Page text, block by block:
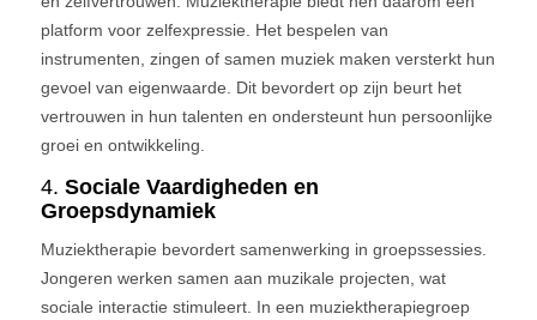
platform voor zelfexpressie. Het bespelen van
instrumenten, zingen of samen muziek maken versterkt hun
gevoel van eigenwaarde. Dit bevordert op zijn beurt het
vertrouwen in hun talenten en ondersteunt hun persoonlijke
groei en ontwikkeling.
4. Sociale Vaardigheden en
Groepsdynamiek
Muziektherapie bevordert samenwerking in groepssessies.
Jongeren werken samen aan muzikale projecten, wat
sociale interactie stimuleert. In een muziektherapiegroep